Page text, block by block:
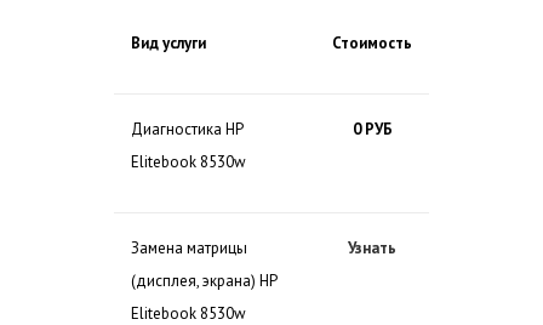
Вид услуги Стоимость
Диагностика HP
Elitebook 8530w
0 РУБ
Замена матрицы
(дисплея, экрана) HP
Elitebook 8530w
Узнать